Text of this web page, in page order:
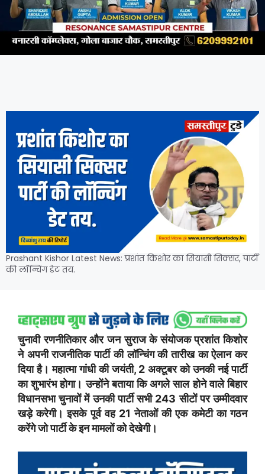
Prashant Kishor Latest News: प्रशांत किशोर का सियासी सिक्सर, पार्टी
की लॉन्चिंग डेट तय.
चुनावी रणनीतिकार और जन सुराज के संयोजक प्रशांत किशोर
ने अपनी राजनीतिक पार्टी की लॉन्चिंग की तारीख का ऐलान कर
दिया है। महात्मा गांधी की जयंती, 2 अक्टूबर को उनकी नई पार्टी
का शुभारंभ होगा। उन्होंने बताया कि अगले साल होने वाले बिहार
विधानसभा चुनावों में उनकी पार्टी सभी 243 सीटों पर उम्मीदवार
खड़े करेगी। इसके पूर्व वह 21 नेताओं की एक कमेटी का गठन
करेंगे जो पार्टी के इन मामलों को देखेगी।